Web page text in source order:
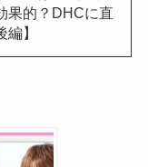
果的？DHCに直
】